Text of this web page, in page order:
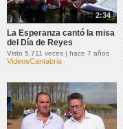
2:34
La Esperanza cantó la misa
del Día de Reyes
Visto 5.711 veces | hace 7 años
VideosCantabria